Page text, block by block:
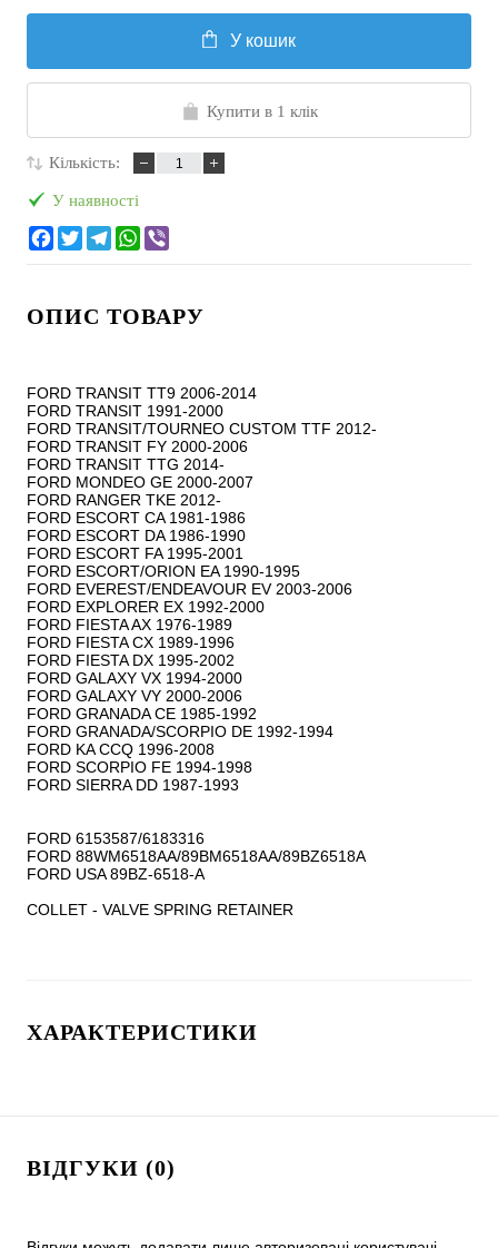
У кошик
Купити в 1 клік
Кількість:
У наявності
ОПИС ТОВАРУ
FORD TRANSIT TT9 2006-2014
FORD TRANSIT 1991-2000
FORD TRANSIT/TOURNEO CUSTOM TTF 2012-
FORD TRANSIT FY 2000-2006
FORD TRANSIT TTG 2014-
FORD MONDEO GE 2000-2007
FORD RANGER TKE 2012-
FORD ESCORT CA 1981-1986
FORD ESCORT DA 1986-1990
FORD ESCORT FA 1995-2001
FORD ESCORT/ORION EA 1990-1995
FORD EVEREST/ENDEAVOUR EV 2003-2006
FORD EXPLORER EX 1992-2000
FORD FIESTA AX 1976-1989
FORD FIESTA CX 1989-1996
FORD FIESTA DX 1995-2002
FORD GALAXY VX 1994-2000
FORD GALAXY VY 2000-2006
FORD GRANADA CE 1985-1992
FORD GRANADA/SCORPIO DE 1992-1994
FORD KA CCQ 1996-2008
FORD SCORPIO FE 1994-1998
FORD SIERRA DD 1987-1993
FORD 6153587/6183316
FORD 88WM6518AA/89BM6518AA/89BZ6518A
FORD USA 89BZ-6518-A
COLLET - VALVE SPRING RETAINER
ХАРАКТЕРИСТИКИ
ВІДГУКИ (0)